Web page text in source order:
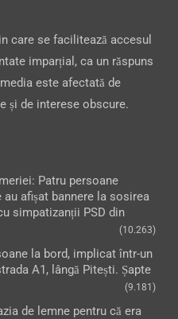
care se facilitează accesul
imparțial, ca un răspuns
este afectată de
și de interese obscure.
Patru persoane
afișat bannere la sosirea
simpatizanții PSD din
(10.263)
la bord, implicat într-un
A1, lângă Pitești. Șapte
(9.181)
de lemne pentru că era